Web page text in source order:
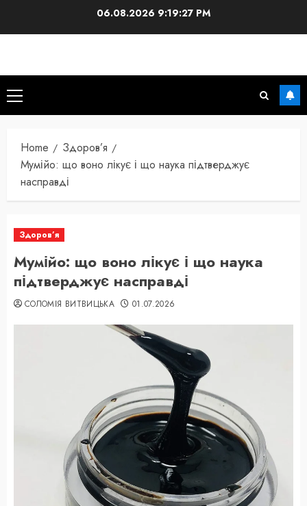
06.08.2026 9:19:28 PM
Primary
Menu
Home
Здоров’я
Мумійо: що воно лікує і що наука підтверджує
насправді
Здоров’я
Мумійо: що воно лікує і що наука
підтверджує насправді
СОЛОМІЯ ВИТВИЦЬКА 01.07.2026